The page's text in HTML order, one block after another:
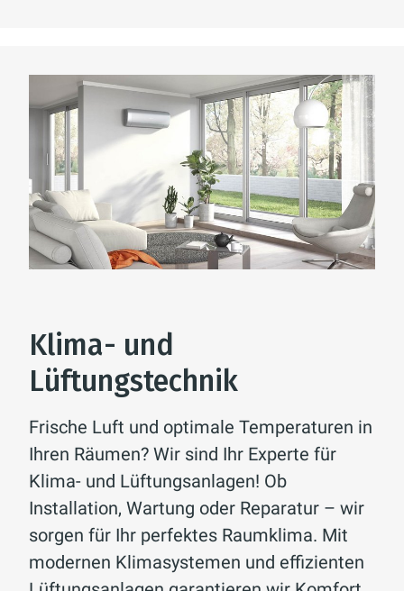
Klima- und
Lüftungstechnik
Frische Luft und optimale Temperaturen in
Ihren Räumen? Wir sind Ihr Experte für
Klima- und Lüftungsanlagen! Ob
Installation, Wartung oder Reparatur – wir
sorgen für Ihr perfektes Raumklima. Mit
modernen Klimasystemen und effizienten